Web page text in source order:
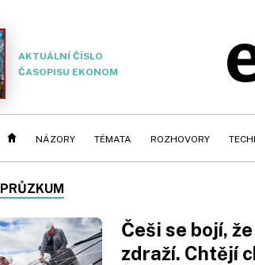
AKTUÁLNÍ ČÍSLO
ČASOPISU EKONOM
NÁZORY TÉMATA ROZHOVORY
PRŮZKUM
Češi se bojí,
zdraží. Chtějí